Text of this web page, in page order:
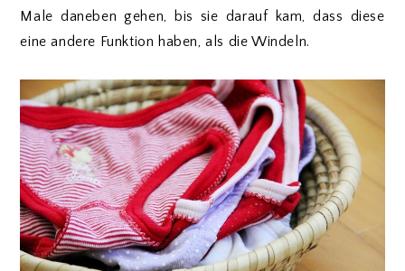
Male daneben gehen, bis sie darauf kam, dass diese
eine andere Funktion haben, als die Windeln.